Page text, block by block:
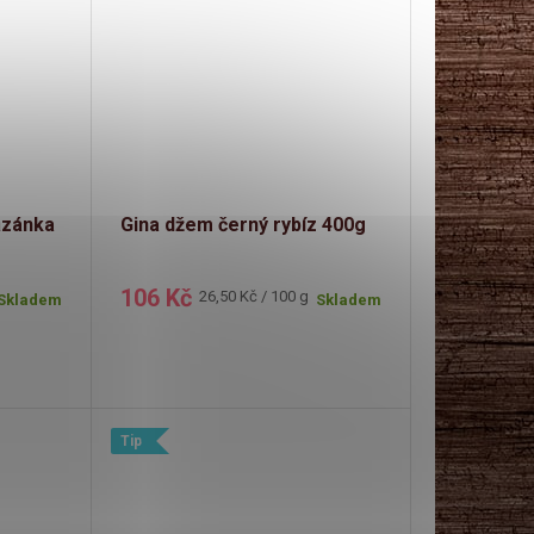
Gina džem černý rybíz 400g
106 Kč Měrná
26,50 Kč / 100 g Skladem
Tip